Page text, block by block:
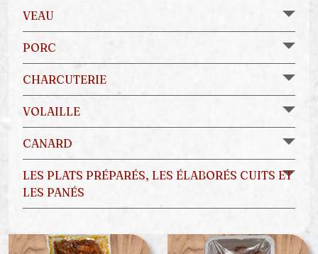
VEAU
PORC
CHARCUTERIE
VOLAILLE
CANARD
LES PLATS PRÉPARÉS, LES ÉLABORÉS CUITS ET
LES PANÉS